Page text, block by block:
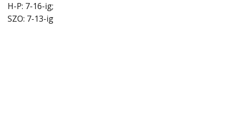
H-P: 7-16-ig;
SZO: 7-13-ig